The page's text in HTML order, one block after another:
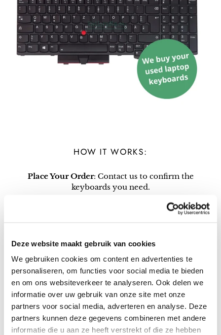
Deze website maakt gebruik van cookies
We gebruiken cookies om content en advertenties te
personaliseren, om functies voor social media te bieden
en om ons websiteverkeer te analyseren. Ook delen we
informatie over uw gebruik van onze site met onze
partners voor social media, adverteren en analyse. Deze
partners kunnen deze gegevens combineren met andere
informatie die u aan ze heeft verstrekt of die ze hebben
HOW IT WORKS:
Place Your Order: Contact us to confirm the
keyboards you need.
: We’ll ship your
month to return your keyboards in any layout,
📞Phone: (+45) 70 60 54 55
✉️Email:sales@tellusrem.com
Contact us today to get the layouts you need and take
full advantage of our SWOP Deal!